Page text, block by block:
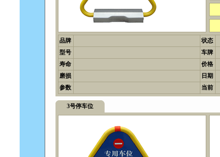
品牌
状态
型号
车牌
寿命
价格
磨损
日期
参数
当前
3号停车位